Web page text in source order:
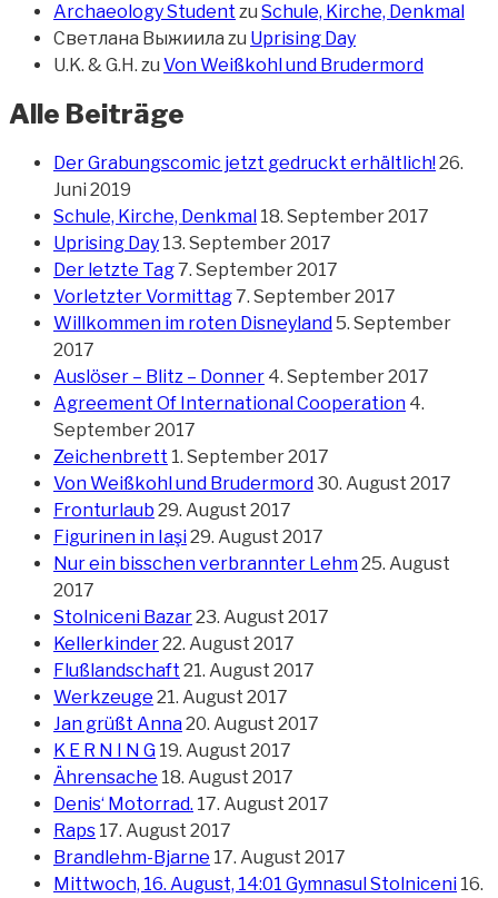
Archaeology Student zu Schule, Kirche, Denkmal
Светлана Выжиила zu Uprising Day
U.K. & G.H. zu Von Weißkohl und Brudermord
Alle Beiträge
Der Grabungscomic jetzt gedruckt erhältlich!26.
Juni 2019
Schule, Kirche, Denkmal 18. September 2017
Uprising Day 13. September 2017
Der letzte Tag7. September 2017
Vorletzter Vormittag7. September 2017
Willkommen im roten Disneyland5. September
2017
Auslöser – Blitz – Donner 4. September 2017
Agreement Of International Cooperation 4.
September 2017
Zeichenbrett 1. September 2017
Von Weißkohl und Brudermord30. August 2017
Fronturlaub 29. August 2017
Figurinen in Iaşi29. August 2017
Nur ein bisschen verbrannter Lehm25. August
2017
Stolniceni Bazar23. August 2017
Kellerkinder22. August 2017
Flußlandschaft 21. August 2017
Werkzeuge 21. August 2017
Jan grüßt Anna20. August 2017
K E R N I N G 19. August 2017
Ährensache 18. August 2017
Denis‘ Motorrad. 17. August 2017
Raps 17. August 2017
Brandlehm-Bjarne 17. August 2017
Mittwoch, 16. August, 14:01 Gymnasul Stolniceni 16.